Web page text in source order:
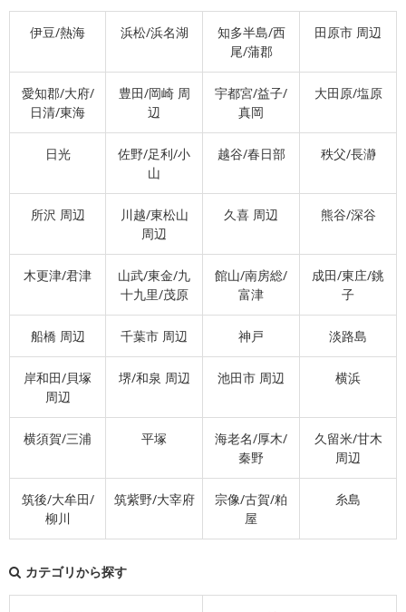
伊豆/熱海 浜松/浜名湖
知多半島/西
尾/蒲郡
田原市 周辺
愛知郡/大府/
日清/東海
豊田/岡崎 周
辺
宇都宮/益子/
真岡
大田原/塩原
日光
佐野/足利/小
山
越谷/春日部 秩父/長瀞
所沢 周辺
川越/東松山
周辺
久喜 周辺 熊谷/深谷
木更津/君津
山武/東金/九
十九里/茂原
館山/南房総/
富津
成田/東庄/銚
子
船橋 周辺 千葉市 周辺 神戸 淡路島
岸和田/貝塚
周辺
堺/和泉 周辺 池田市 周辺 横浜
横須賀/三浦 平塚
海老名/厚木/
秦野
久留米/甘木
周辺
筑後/大牟田/
柳川
筑紫野/大宰府
宗像/古賀/粕
屋
糸島
カテゴリから探す